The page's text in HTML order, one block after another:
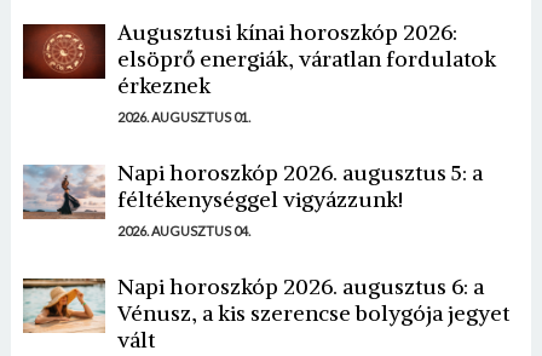
Augusztusi kínai horoszkóp 2026:
elsöprő energiák, váratlan fordulatok
érkeznek
2026. AUGUSZTUS 01.
Napi horoszkóp 2026. augusztus 5: a
féltékenységgel vigyázzunk!
2026. AUGUSZTUS 04.
Napi horoszkóp 2026. augusztus 6: a
Vénusz, a kis szerencse bolygója jegyet
vált